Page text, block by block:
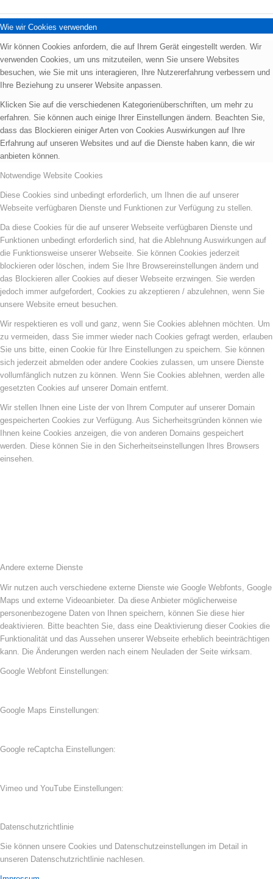
Wie wir Cookies verwenden
Wir können Cookies anfordern, die auf Ihrem Gerät eingestellt werden. Wir
verwenden Cookies, um uns mitzuteilen, wenn Sie unsere Websites
besuchen, wie Sie mit uns interagieren, Ihre Nutzererfahrung verbessern und
Ihre Beziehung zu unserer Website anpassen.
Klicken Sie auf die verschiedenen Kategorienüberschriften, um mehr zu
erfahren. Sie können auch einige Ihrer Einstellungen ändern. Beachten Sie,
dass das Blockieren einiger Arten von Cookies Auswirkungen auf Ihre
Erfahrung auf unseren Websites und auf die Dienste haben kann, die wir
anbieten können.
Notwendige Website Cookies
Diese Cookies sind unbedingt erforderlich, um Ihnen die auf unserer
Webseite verfügbaren Dienste und Funktionen zur Verfügung zu stellen.
Da diese Cookies für die auf unserer Webseite verfügbaren Dienste und
Funktionen unbedingt erforderlich sind, hat die Ablehnung Auswirkungen auf
die Funktionsweise unserer Webseite. Sie können Cookies jederzeit
blockieren oder löschen, indem Sie Ihre Browsereinstellungen ändern und
das Blockieren aller Cookies auf dieser Webseite erzwingen. Sie werden
jedoch immer aufgefordert, Cookies zu akzeptieren / abzulehnen, wenn Sie
unsere Website erneut besuchen.
Wir respektieren es voll und ganz, wenn Sie Cookies ablehnen möchten. Um
zu vermeiden, dass Sie immer wieder nach Cookies gefragt werden, erlauben
Sie uns bitte, einen Cookie für Ihre Einstellungen zu speichern. Sie können
sich jederzeit abmelden oder andere Cookies zulassen, um unsere Dienste
vollumfänglich nutzen zu können. Wenn Sie Cookies ablehnen, werden alle
gesetzten Cookies auf unserer Domain entfernt.
Wir stellen Ihnen eine Liste der von Ihrem Computer auf unserer Domain
gespeicherten Cookies zur Verfügung. Aus Sicherheitsgründen können wie
Ihnen keine Cookies anzeigen, die von anderen Domains gespeichert
werden. Diese können Sie in den Sicherheitseinstellungen Ihres Browsers
einsehen.
Andere externe Dienste
Wir nutzen auch verschiedene externe Dienste wie Google Webfonts, Google
Maps und externe Videoanbieter. Da diese Anbieter möglicherweise
personenbezogene Daten von Ihnen speichern, können Sie diese hier
deaktivieren. Bitte beachten Sie, dass eine Deaktivierung dieser Cookies die
Funktionalität und das Aussehen unserer Webseite erheblich beeinträchtigen
kann. Die Änderungen werden nach einem Neuladen der Seite wirksam.
Google Webfont Einstellungen:
Google Maps Einstellungen:
Google reCaptcha Einstellungen:
Vimeo und YouTube Einstellungen:
Datenschutzrichtlinie
Sie können unsere Cookies und Datenschutzeinstellungen im Detail in
unseren Datenschutzrichtlinie nachlesen.